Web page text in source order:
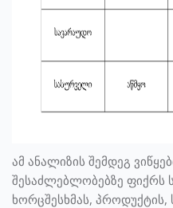
ამ ანალიზის შემდეგ
შესაძლებლობებზე ფიქრს
ხორცშესხმას, პროდუქტის,